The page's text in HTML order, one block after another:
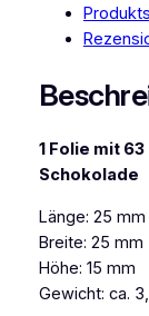
e
K
r
r
e
e
1 Folie mit
Schokolade
Länge: 25 mm
Breite: 25 mm
Höhe: 15 mm
Gewicht: ca.